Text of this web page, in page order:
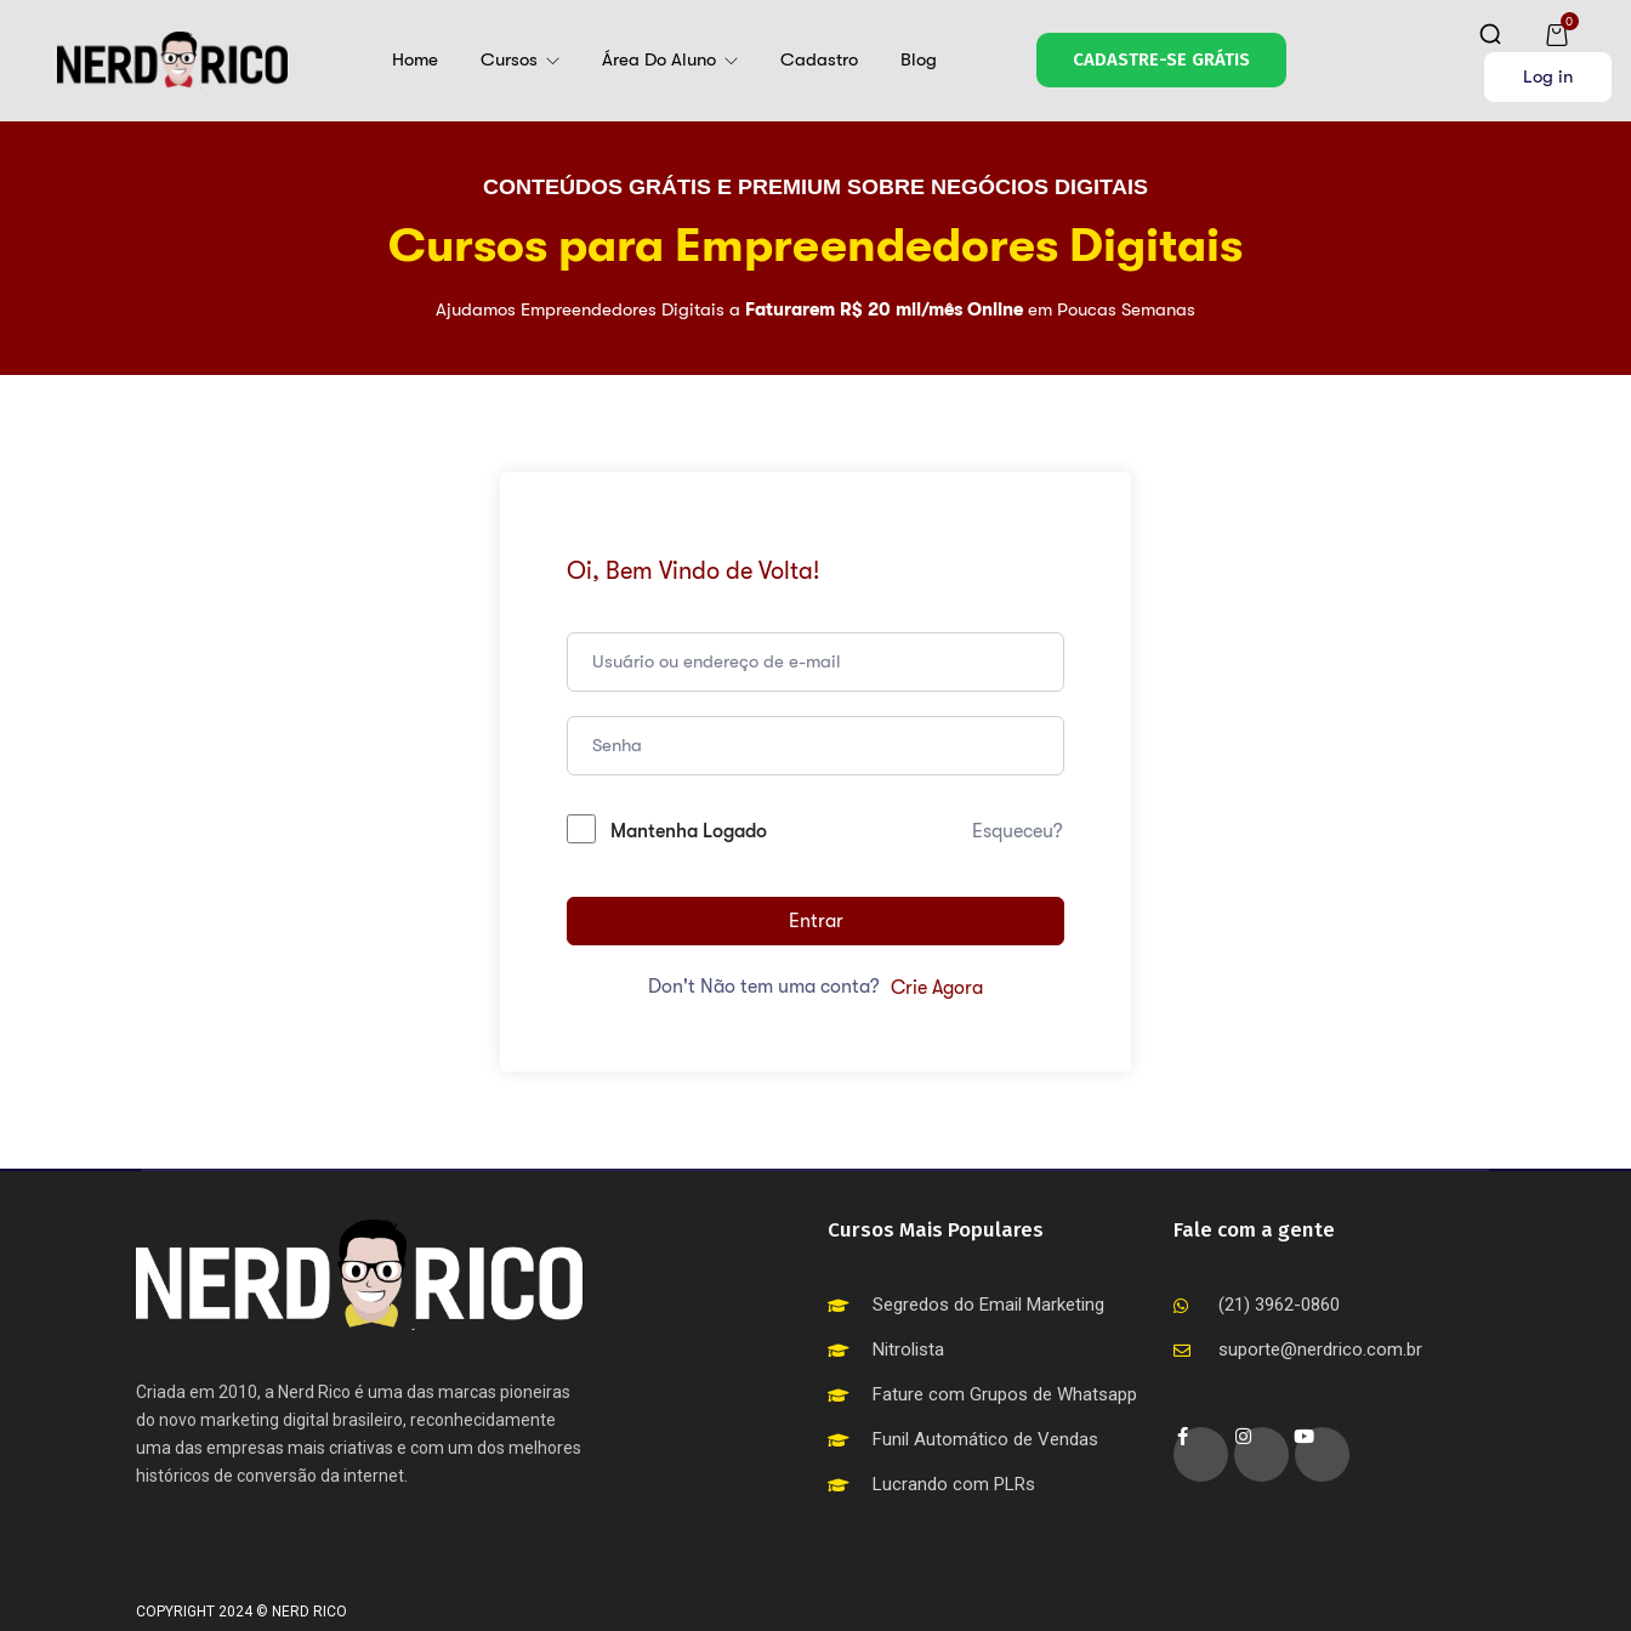
Home Cursos Área Do Aluno Cadastro Blog CADASTRE-SE GRÁTIS
0
Log in
CONTEÚDOS GRÁTIS E PREMIUM SOBRE NEGÓCIOS DIGITAIS
Cursos para Empreendedores Digitais
Ajudamos Empreendedores Digitais a Faturarem R$ 20 mil/mês Online em Poucas Semanas
Oi, Bem Vindo de Volta!
Mantenha Logado Esqueceu?
Entrar
Don't Não tem uma conta? Crie Agora
Criada em 2010, a Nerd Rico é uma das marcas pioneiras
do novo marketing digital brasileiro, reconhecidamente
uma das empresas mais criativas e com um dos melhores
históricos de conversão da internet.
COPYRIGHT 2024 © NERD RICO
Cursos Mais Populares
Segredos do Email Marketing
Nitrolista
Fature com Grupos de Whatsapp
Funil Automático de Vendas
Lucrando com PLRs
Fale com a gente
(21) 3962-0860
suporte@nerdrico.com.br